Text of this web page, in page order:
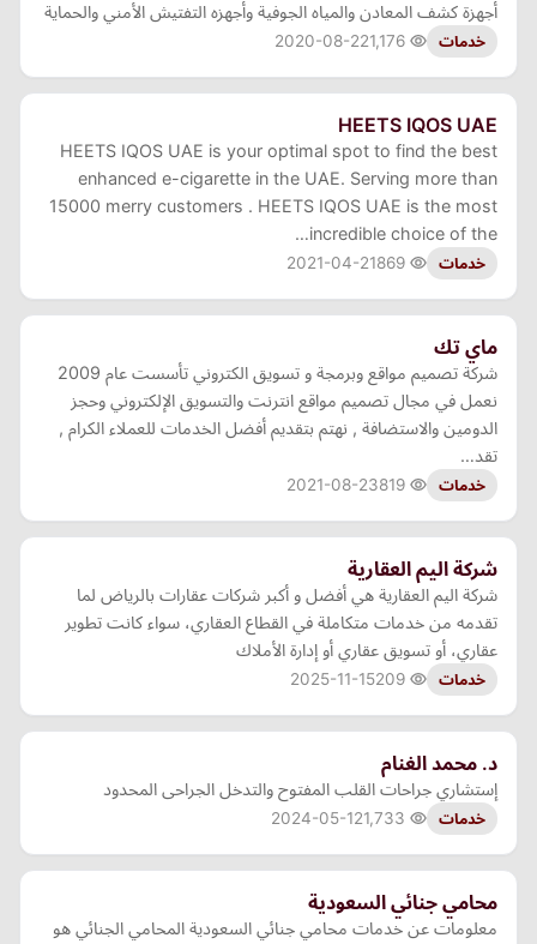
أجهزة كشف المعادن والمياه الجوفية وأجهزه التفتيش الأمني والحماية
خدمات 2020-08-22
HEETS IQOS UAE
HEETS IQOS UAE is your optimal spot to find the best
enhanced e-cigarette in the UAE. Serving more than
15000 merry customers . HEETS IQOS UAE is the most
incredible choice of the…
خدمات 2021-04-21
ماي تك
شركة تصميم مواقع وبرمجة و تسويق الكتروني تأسست عام 2009
نعمل في مجال تصميم مواقع انترنت والتسويق الإلكتروني وحجز
الدومين والاستضافة , نهتم بتقديم أفضل الخدمات للعملاء الكرام ,
تقد…
خدمات 2021-08-23
شركة اليم العقارية
شركة اليم العقارية هي أفضل و أكبر شركات عقارات بالرياض لما
تقدمه من خدمات متكاملة في القطاع العقاري، سواء كانت تطوير
عقاري، أو تسويق عقاري أو إدارة الأملاك
خدمات 2025-11-15
د. محمد الغنام
إستشاري جراحات القلب المفتوح والتدخل الجراحى المحدود
خدمات 2024-05-12
محامي جنائي السعودية
معلومات عن خدمات محامي جنائي السعودية المحامي الجنائي هو